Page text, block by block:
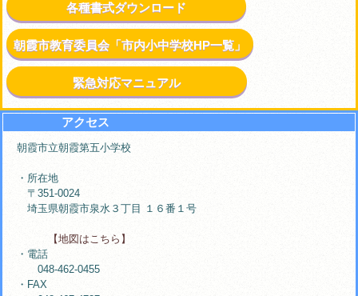
各種書式ダウンロード
朝霞市教育委員会「市内小中学校HP一覧」
緊急対応マニュアル
アクセス
朝霞市立朝霞第五小学校
・所在地
〒351-0024
埼玉県朝霞市泉水３丁目 １６番１号
【地図はこちら】
・電話
048-462-0455
・FAX